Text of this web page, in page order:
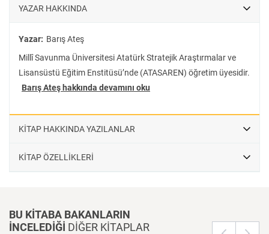
YAZAR HAKKINDA
Yazar: Barış Ateş
Millî Savunma Üniversitesi Atatürk Stratejik Araştırmalar ve
Lisansüstü Eğitim Enstitüsü’nde (ATASAREN) öğretim üyesidir.
Barış Ateş hakkında devamını oku
KİTAP HAKKINDA YAZILANLAR
KİTAP ÖZELLİKLERİ
BU KİTABA BAKANLARIN
İNCELEDİĞİ DİĞER KİTAPLAR